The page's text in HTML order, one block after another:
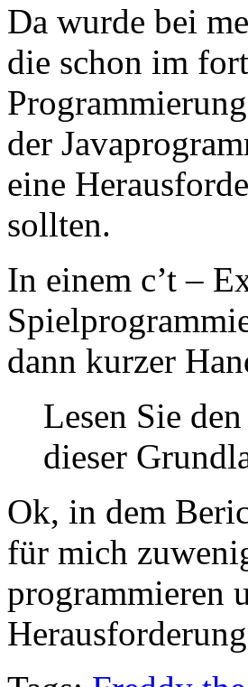
Da wurde bei
die schon im
der
eine
sollten.
In einem c’t –
dann kurzer
Lesen Sie
dieser
Ok, in dem
für mich
programmieren